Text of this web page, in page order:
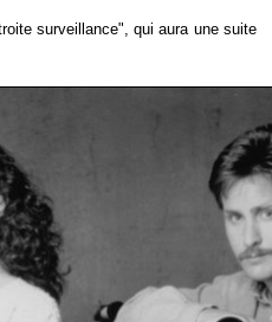
surveillance", qui aura une suite